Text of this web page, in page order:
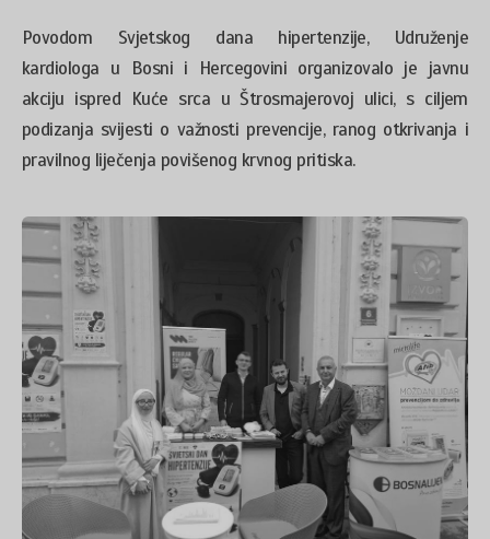
Povodom Svjetskog dana hipertenzije, Udruženje
kardiologa u Bosni i Hercegovini organizovalo je javnu
akciju ispred Kuće srca u Štrosmajerovoj ulici, s ciljem
podizanja svijesti o važnosti prevencije, ranog otkrivanja i
pravilnog liječenja povišenog krvnog pritiska.